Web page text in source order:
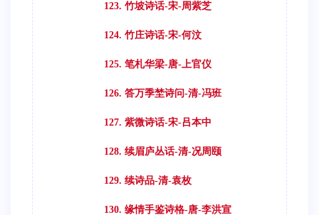
123. 竹坡诗话-宋-周紫芝
124. 竹庄诗话-宋-何汶
125. 笔札华梁-唐-上官仪
126. 答万季埜诗问-清-冯班
127. 紫微诗话-宋-吕本中
128. 续眉庐丛话-清-况周颐
129. 续诗品-清-袁枚
130. 缘情手鉴诗格-唐-李洪宣